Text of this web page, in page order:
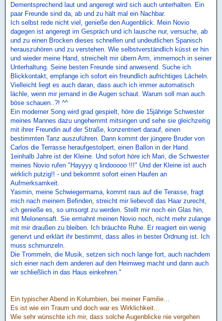
Dementsprechend laut und angeregt wird sich auch unterhalten. Ein
paar Freunde sind da, ab und zu hält mal ein Nachbar.
Ich selbst rede nicht viel, genieße den Augenblick. Mein Novio
dagegen ist angeregt im Gespräch und ich lausche nur, versuche, ab
und zu einen Brocken dieses schnellen und undeutlichen Spanisch
herauszuhören und zu verstehen. Wie selbstverständlich küsst er hin
und wieder meine Hand, streichelt mir übern Arm, immernoch in seiner
Unterhaltung. Seine besten Freunde sind anwesend. Suche ich
Blickkontakt, empfange ich sofort ein freundlich aufrichtiges Lächeln.
Vielleicht liegt es auch daran, dass auch ich immer automatisch
lächle, wenn mir jemand in die Augen schaut. Warum soll man auch
böse schauen..?! ^^
Ein moderner Song wird grad gespielt, höre die 15jährige Schwester
meines Mannes dazu ungehemmt mitsingen und sehe sie gleichzeitig
mit ihrer Freundin auf der Straße, konzentriert darauf, einen
bestimmten Tanz auszuführen. Dann kommt der jüngere Bruder von
Carlos die Terrasse heraufgestolpert, einen Ballon in der Hand.
1einhalb Jahre ist der Kleine. Und sofort höre ich Mari, die Schwester
meines Novio rufen "Hayyyy q lindooooo !!!" Und der Kleine ist auch
wirklich putzig!! - und bekommt sofort einen Haufen an
Aufmerksamkeit.
Yasmin, meine Schwiegermama, kommt raus auf die Terasse, fragt
mich nach meinem Befinden, streicht mir liebevoll das Haar zurecht,
ich genieße es, so umsorgt zu werden. Stellt mir noch ein Glas hin,
mit Melonensaft. Sie ermahnt meinen Novio noch, nicht mehr zulange
mit mir draußen zu bleiben. Ich bräuchte Ruhe. Er reagiert ein wenig
genervt und erklärt ihr bestimmt, dass alles in bester Ordnung ist. Ich
muss schmunzeln.
Die Trommeln, die Musik, setzen sich noch lange fort, auch nachdem
sich einer nach dem anderen auf den Heimweg macht und dann auch
wir schließlich in das Haus einkehren."
Ein typischer Abend in Kolumbien, bei meiner Familie...
Es ist wie ein Traum und doch war es Wirklichkeit...
Wie sehr wünschte ich mir, dass solche Augenblicke nie vergehen